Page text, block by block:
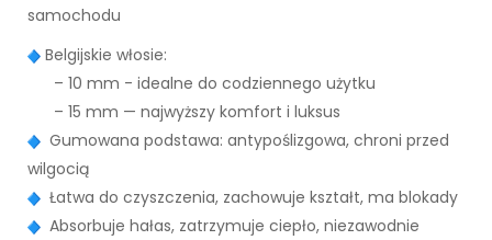
samochodu
Belgijskie włosie:
– 10 mm - idealne do codziennego użytku
– 15 mm — najwyższy komfort i luksus
Gumowana podstawa: antypoślizgowa, chroni przed
wilgocią
Łatwa do czyszczenia, zachowuje kształt, ma blokady
Absorbuje hałas, zatrzymuje ciepło, niezawodnie